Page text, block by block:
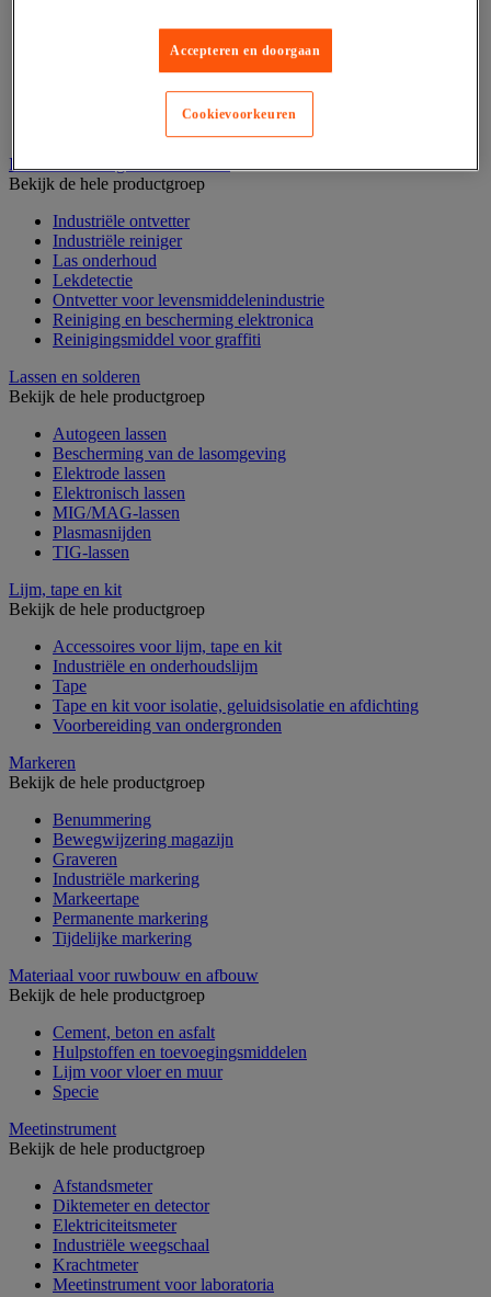
Scharnierpen, -strip en geheng
Sluitknop en handgreep
Industrieel reinigen en ontvetten
Bekijk de hele productgroep
Industriële ontvetter
Industriële reiniger
Las onderhoud
Lekdetectie
Ontvetter voor levensmiddelenindustrie
Reiniging en bescherming elektronica
Reinigingsmiddel voor graffiti
Lassen en solderen
Bekijk de hele productgroep
Autogeen lassen
Bescherming van de lasomgeving
Elektrode lassen
Elektronisch lassen
MIG/MAG-lassen
Plasmasnijden
TIG-lassen
Lijm, tape en kit
Bekijk de hele productgroep
Accessoires voor lijm, tape en kit
Industriële en onderhoudslijm
Tape
Tape en kit voor isolatie, geluidsisolatie en afdichting
Voorbereiding van ondergronden
Markeren
Bekijk de hele productgroep
Benummering
Bewegwijzering magazijn
Graveren
Industriële markering
Markeertape
Permanente markering
Tijdelijke markering
Materiaal voor ruwbouw en afbouw
Bekijk de hele productgroep
Cement, beton en asfalt
Hulpstoffen en toevoegingsmiddelen
Lijm voor vloer en muur
Specie
Meetinstrument
Bekijk de hele productgroep
Afstandsmeter
Diktemeter en detector
Elektriciteitsmeter
Industriële weegschaal
Krachtmeter
Meetinstrument voor laboratoria
Accepteren en doorgaan
Cookievoorkeuren